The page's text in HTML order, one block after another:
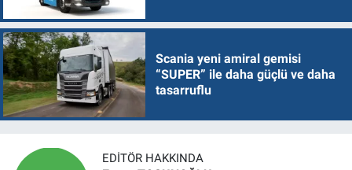
Scania yeni amiral gemisi
“SUPER” ile daha güçlü ve daha
tasarruflu
EDITÖR HAKKINDA